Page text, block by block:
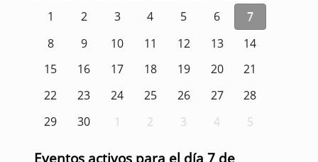
1 2 3 4 5 6
7
8
9 10 11 12 13
14
15
16 17 18 19 20
21
22
23 24 25 26 27
28
29
30 1 2 3 4 5
Eventos activos para el día 7 de